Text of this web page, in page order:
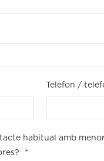
Telèfon /
habitual amb
*